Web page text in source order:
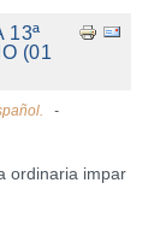
13ª
(01
ordinaria impar